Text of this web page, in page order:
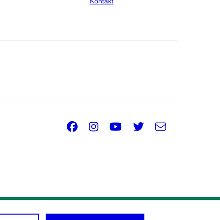
Facebook
Instagram
Youtube
Twitter
e-